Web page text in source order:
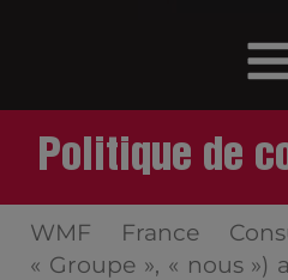
Politique de
WMF France
« Groupe », « nous